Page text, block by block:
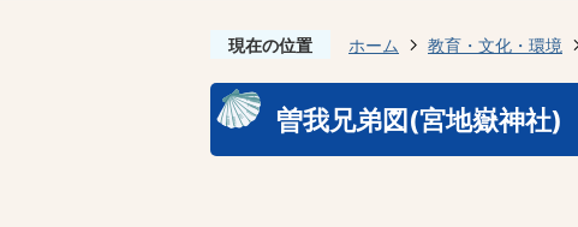
現在の位置 ホーム 教育・文化・環境
曽我兄弟図(宮地嶽神社)